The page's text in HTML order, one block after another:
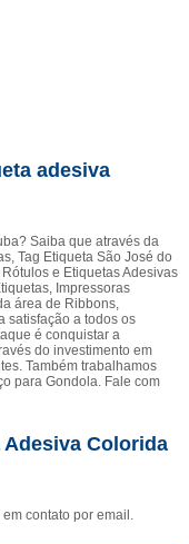
adesiva
Saiba que através da
Tag Etiqueta São José do
e Etiquetas Adesivas
Impressoras
área de Ribbons,
satisfação a todos os
é conquistar a
do investimento em
Também trabalhamos
para Gondola. Fale com
Colorida
em contato por email.